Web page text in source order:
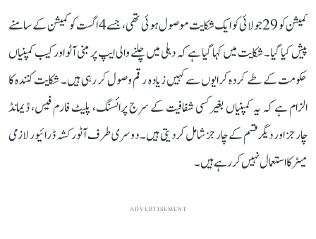
کمیشن کو 29 جولائی کو ایک شکایت موصول ہوئی تھی، جسے 4 اگست کو کمیشن کے سامنے
پیش کیا گیا۔ شکایت میں کہا گیا ہے کہ دہلی میں چلنے والی ایپ پر مبنی آٹو اور کیب کمپنیاں
حکومت کے طے کردہ کرایوں سے کہیں زیادہ رقم وصول کر رہی ہیں۔ شکایت کنندہ کا
الزام ہے کہ یہ کمپنیاں بغیر کسی شفافیت کے سرج پرائسنگ، پلیٹ فارم فیس، ڈیمانڈ
چارجز اور دیگر قسم کے چارجز شامل کر دیتی ہیں۔ دوسری طرف آٹو رکشہ ڈرائیور لازمی
میٹر کا استعمال نہیں کر رہے ہیں۔
ADVERTISEMENT